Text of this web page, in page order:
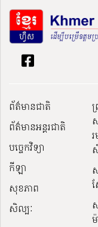
ព័ត៌មានជាតិ
ព័ត៌មានអន្តរជាតិ
បច្ចេកវិទ្យា
កីឡា
សុខភាព
សិល្បៈ